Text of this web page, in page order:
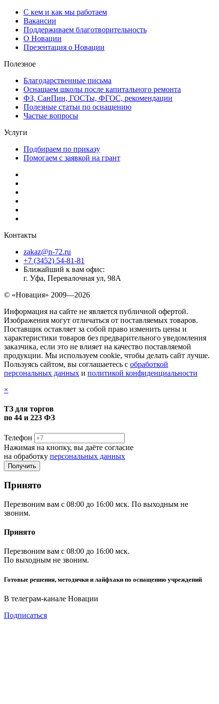
С кем и как мы работаем
Вакансии
Поддерживаем благотворительность
О Новации
Презентация о Новации
Полезное
Благодарственные письма
Оснащаем школы после капитального ремонта
ФЗ, СанПин, ГОСТы, ФГОС, рекомендации
Полезные статьи по оснащению
Частые вопросы
Услуги
Подбираем по приказу
Помогаем с заявкой на грант
Контакты
zakaz@n-72.ru
+7 (3452) 54-81-81
Ближайший к вам офис:
г. Уфа, Перевалочная ул, 98А
© «Новация» 2009—2026
Информация на сайте не является публичной офертой.
Изображения могут отличаться от поставляемых товаров.
Поставщик оставляет за собой право изменить цены и
характеристики товаров без предварительного уведомления
заказчика, если это не влияет на качество поставляемой
продукции. Мы используем cookie, чтобы делать сайт лучше.
Пользуясь сайтом, вы соглашаетесь с обработкой
персональных данных и политикой конфиденциальности
×
ТЗ для торгов
по 44 и 223 ФЗ
Телефон
Нажимая на кнопку, вы даёте согласие
на обработку персональных данных
Принято
Перезвоним вам с 08:00 до 16:00 мск. По выходным не
звоним.
Принято
Перезвоним вам с 08:00 до 16:00 мск.
По выходным не звоним.
Готовые решения, методички и лайфхаки по оснащению учреждений
В телеграм-канале Новации
Подписаться